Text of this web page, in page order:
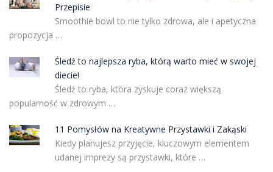
Przepisie
Smoothie bowl to nie tylko zdrowa, ale i apetyczna
propozycja …
Śledź to najlepsza ryba, którą warto mieć w swojej
diecie!
Śledź to ryba, która zyskuje coraz większą
popularność w zdrowym …
11 Pomysłów na Kreatywne Przystawki i Zakąski
Kiedy planujesz przyjęcie, kluczowym elementem
udanej imprezy są przystawki, które …